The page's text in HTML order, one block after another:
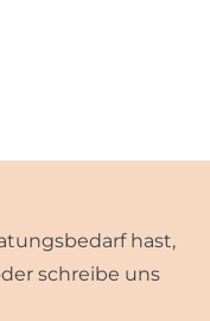
hast,
schreibe uns